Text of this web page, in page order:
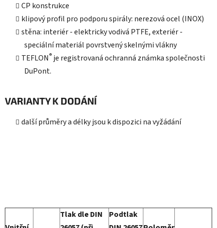
CP konstrukce
klipový profil pro podporu spirály: nerezová ocel (INOX)
stěna: interiér - elektricky vodivá PTFE, exteriér -
speciální materiál povrstvený skelnými vlákny
TEFLON® je registrovaná ochranná známka společnosti
DuPont.
VARIANTY K DODÁNÍ
další průměry a délky jsou k dispozici na vyžádání
Tlak dle DIN
Podtlak